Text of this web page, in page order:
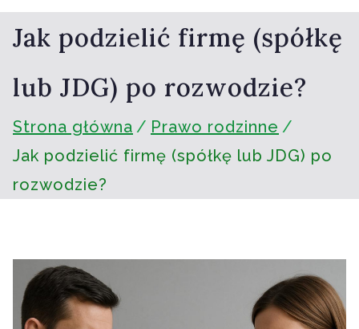
Jak podzielić firmę (spółkę
lub JDG) po rozwodzie?
Strona główna
Prawo rodzinne
Jak podzielić firmę (spółkę lub JDG) po
rozwodzie?